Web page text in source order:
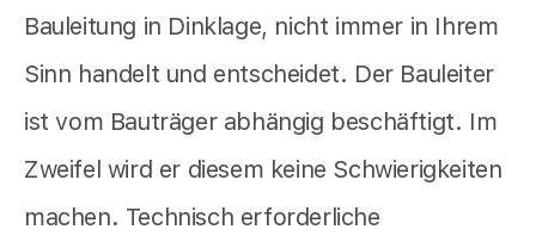
Bauleitung in Dinklage, nicht immer in Ihrem
Sinn handelt und entscheidet. Der Bauleiter
ist vom Bauträger abhängig beschäftigt. Im
Zweifel wird er diesem keine Schwierigkeiten
machen. Technisch erforderliche